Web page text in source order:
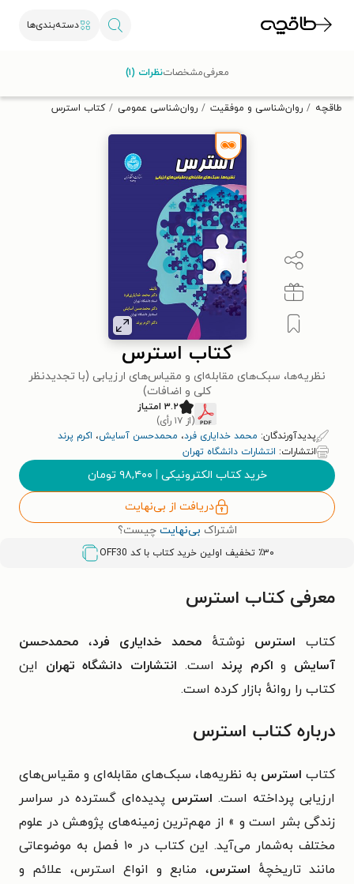
دسته‌بندی‌ها
تخفیف از طاقچه دریافت کن.
طاقچه روان‌شناسی و موفقیت روان‌شناسی عمومی کتاب استرس
کتاب استرس
نظریه‌ها، سبک‌های مقابله‌ای و مقیاس‌های ارزیابی (با تجدیدنظر
کلی و اضافات)
۳.۲ امتیاز
(از ۱۷ رأی)
پدیدآورندگان: محمد خدایاری فرد، محمدحسن آسایش، اکرم پرند
انتشارات: انتشارات دانشگاه تهران
خرید کتاب الکترونیکی | ۹۸,۴۰۰ تومان
دریافت از بی‌نهایت
اشتراک بی‌نهایت چیست؟
٪۳۰ تخفیف اولین خرید کتاب با کد OFF30
معرفیمشخصاتنظرات (۱)
معرفی کتاب استرس
کتاب استرس نوشتهٔ محمد خدایاری فرد، محمدحسن
آسایش و اکرم پرنداست. انتشارات دانشگاه تهران این
کتاب را روانهٔ بازار کرده است.
درباره کتاب استرس
کتاب استرس به نظریه‌ها، سبک‌های مقابله‌ای و مقیاس‌های
ارزیابی پرداخته است. استرس پدیده‌ای گسترده در سراسر
زندگی بشر است و » از مهم‌ترین زمینه‌های پژوهش در علوم
مختلف به‌شمار می‌آید. این کتاب در ۱۰ فصل به موضوعاتی
مانند تاریخچهٔ استرس، منابع و انواع استرس، علائم و